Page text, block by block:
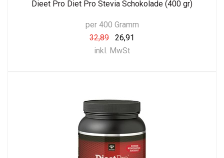
Dieet Pro Diet Pro Stevia Schokolade (400 gr)
per 400 Gramm
32,89
26,91
inkl. MwSt